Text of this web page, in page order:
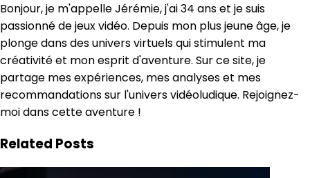
Bonjour, je m'appelle Jérémie, j'ai 34 ans et je suis
passionné de jeux vidéo. Depuis mon plus jeune âge, je
plonge dans des univers virtuels qui stimulent ma
créativité et mon esprit d'aventure. Sur ce site, je
partage mes expériences, mes analyses et mes
recommandations sur l'univers vidéoludique. Rejoignez-
moi dans cette aventure !
Related Posts